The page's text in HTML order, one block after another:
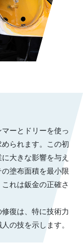
ーとドリーを使っ
られます。この初
大きな影響を与え
塗布面積を最小限
れは鈑金の正確さ
復は、特に技術力
の技を示します。